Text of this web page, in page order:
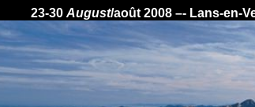
23-30 August/août 2008 –- Lans-en-